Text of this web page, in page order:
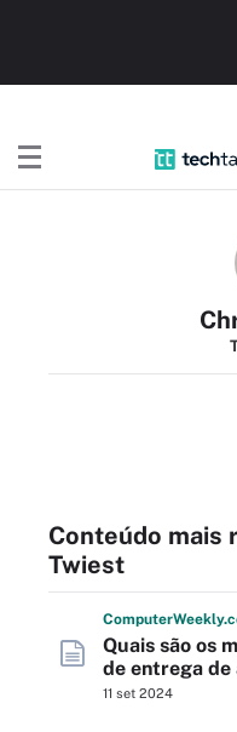
Conteúdo mais
Twiest
ComputerWeekly
Quais são os
de entrega de
11 set 2024